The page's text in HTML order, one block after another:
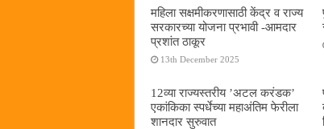
महिला सक्षमीकरणासाठी केंद्र व राज्य
सरकारच्या योजना प्रभावी -आमदार
प्रशांत ठाकूर
13th December 2025
12व्या राज्यस्तरीय ’अटल करंडक’
एकांकिका स्पर्धेच्या महाअंतिम फेरीला
शानदार सुरुवात